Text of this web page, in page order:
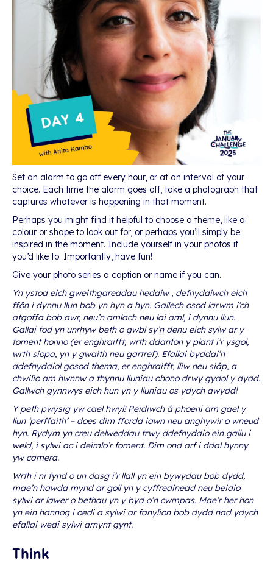
Set an alarm to go off every hour, or at an interval of your
choice. Each time the alarm goes off, take a photograph that
captures whatever is happening in that moment.
Perhaps you might find it helpful to choose a theme, like a
colour or shape to look out for, or perhaps you’ll simply be
inspired in the moment. Include yourself in your photos if
you’d like to. Importantly, have fun!
Give your photo series a caption or name if you can.
Yn ystod eich gweithgareddau heddiw , defnyddiwch eich
ffôn i dynnu llun bob yn hyn a hyn. Gallech osod larwm i’ch
atgoffa bob awr, neu’n amlach neu lai aml, i dynnu llun.
Gallai fod yn unrhyw beth o gwbl sy’n denu eich sylw ar y
foment honno (er enghraifft, wrth ddanfon y plant i’r ysgol,
wrth siopa, yn y gwaith neu gartref). Efallai byddai’n
ddefnyddiol gosod thema, er enghraifft, lliw neu siâp, a
chwilio am hwnnw a thynnu lluniau ohono drwy gydol y dydd.
Gallwch gynnwys eich hun yn y lluniau os ydych awydd!
Y peth pwysig yw cael hwyl! Peidiwch â phoeni am gael y
llun ‘perffaith’ – does dim ffordd iawn neu anghywir o wneud
hyn. Rydym yn creu delweddau trwy ddefnyddio ein gallu i
weld, i sylwi ac i deimlo’r foment. Dim ond arf i ddal hynny
yw camera.
Wrth i ni fynd o un dasg i’r llall yn ein bywydau bob dydd,
mae’n hawdd mynd ar goll yn y cyffredinedd neu beidio
sylwi ar lawer o bethau yn y byd o’n cwmpas. Mae’r her hon
yn ein hannog i oedi a sylwi ar fanylion bob dydd nad ydych
efallai wedi sylwi arnynt gynt.
Think